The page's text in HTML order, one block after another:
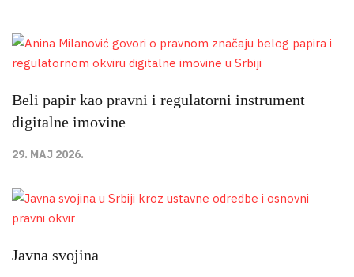
Beli papir kao pravni i regulatorni instrument
digitalne imovine
29. MAJ 2026.
Javna svojina